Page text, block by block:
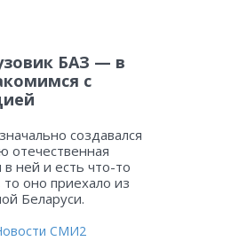
БАЗ — в
с
создавался
отечественная
ней и есть что-то
то оно приехало из
Беларуси.
СМИ2